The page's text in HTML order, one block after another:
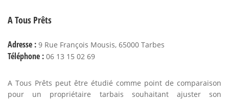
A Tous Prêts
Adresse : 9 Rue François Mousis, 65000 Tarbes
Téléphone : 06 13 15 02 69
A Tous Prêts peut être étudié comme point de comparaison
pour un propriétaire tarbais souhaitant ajuster son